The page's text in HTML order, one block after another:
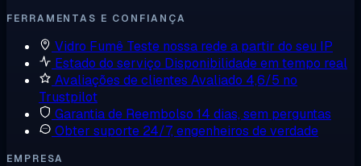
FERRAMENTAS E CONFIANÇA
Vidro Fumê Teste nossa rede a partir do seu IP
Estado do serviço Disponibilidade em tempo real
Avaliações de clientes Avaliado 4,6/5 no
Trustpilot
Garantia de Reembolso 14 dias, sem perguntas
Obter suporte 24/7, engenheiros de verdade
EMPRESA